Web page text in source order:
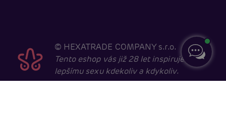
© HEXATRADE COMPANY s.r.o.
Tento eshop vás již 28 let inspiruje k
lepšímu sexu kdekoliv a kdykoliv.